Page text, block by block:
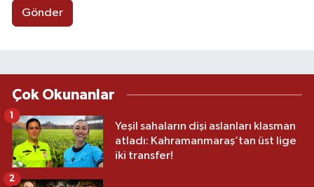
Gönder
Çok Okunanlar
Yeşil sahaların dişi aslanları klasman
atladı: Kahramanmaraş’tan üst lige
iki transfer!
1
2